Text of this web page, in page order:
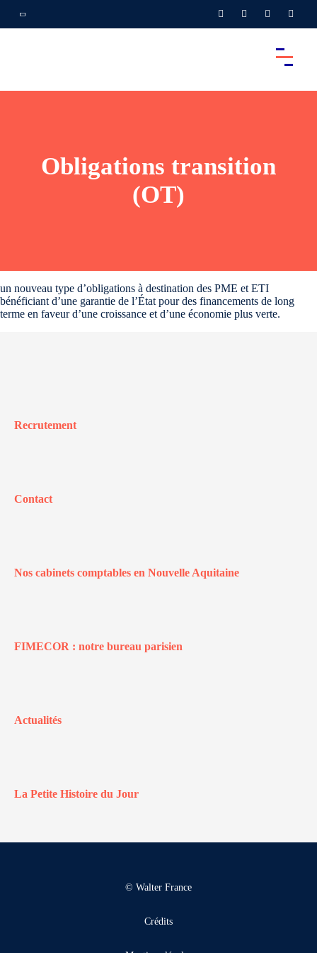
Obligations transition
(OT)
un nouveau type d’obligations à destination des PME et ETI
bénéficiant d’une garantie de l’État pour des financements de long
terme en faveur d’une croissance et d’une économie plus verte.
Recrutement
Contact
Nos cabinets comptables en Nouvelle Aquitaine
FIMECOR : notre bureau parisien
Actualités
La Petite Histoire du Jour
© Walter France
Crédits